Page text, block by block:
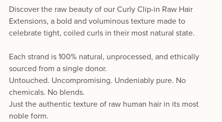
Discover the raw beauty of our Curly Clip-in Raw Hair
Extensions, a bold and voluminous texture made to
celebrate tight, coiled curls in their most natural state.
Each strand is 100% natural, unprocessed, and ethically
sourced from a single donor.
Untouched. Uncompromising. Undeniably pure. No
chemicals. No blends.
Just the authentic texture of raw human hair in its most
noble form.